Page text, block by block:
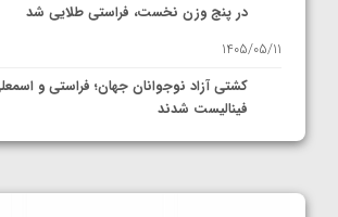
در پنج وزن نخست، فراستی طلایی شد
1405/05/11
کشتی آزاد نوجوانان جهان؛ فراستی و
فینالیست شدند
1405/05/09